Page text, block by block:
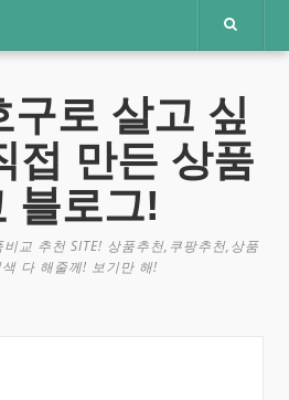
구로 살고 싶
접 만든 상품
블로그!
교 추천 SITE! 상품추천,쿠팡추천,상품
다 해줄께! 보기만 해!